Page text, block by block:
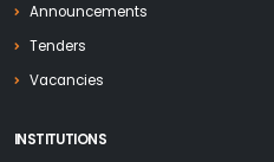
Announcements
Tenders
Vacancies
INSTITUTIONS